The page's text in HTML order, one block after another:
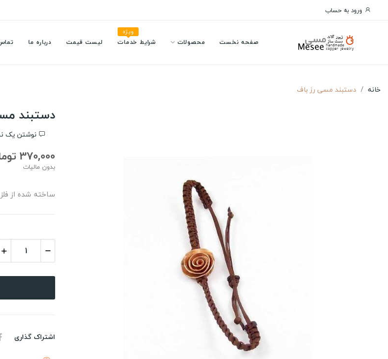
ورود به حساب
صفحه نخست محصولات شرایط خدمات
ویژه
لیست قیمت درباره ما
خانه دستبند مسی رز باف
دستبند
نوشتن یک
370,000 تومان
بدون مالیات
ساخته شده از
اشتراک گذاری